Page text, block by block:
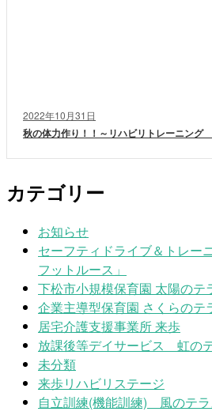
2022年10月31日
秋の体力作り！！～リハビリトレーニング
カテゴリー
お知らせ
セーフティドライブ＆トレ
フットルース」
下松市小規模保育園 太陽のテ
企業主導型保育園 さくらのテ
居宅介護支援事業所 来歩
放課後等デイサービス 虹の
未分類
来歩リハビリステージ
自立訓練(機能訓練) 風のテラ